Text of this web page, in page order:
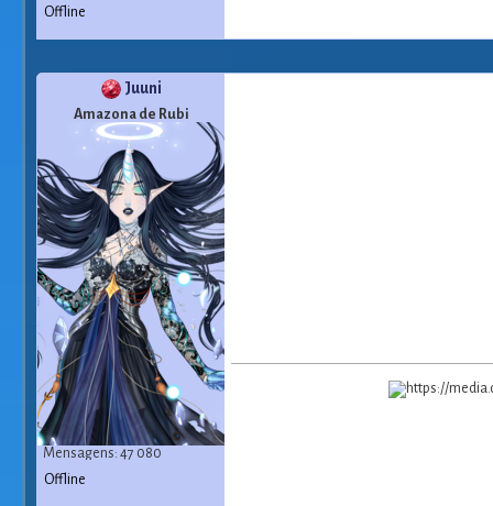
Offline
Juuni
Amazona de Rubi
Mensagens: 47 080
Offline